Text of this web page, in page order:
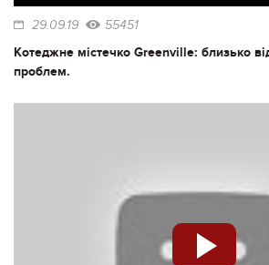
29.09.19 55451
Котеджне містечко Greenville: близько
проблем.